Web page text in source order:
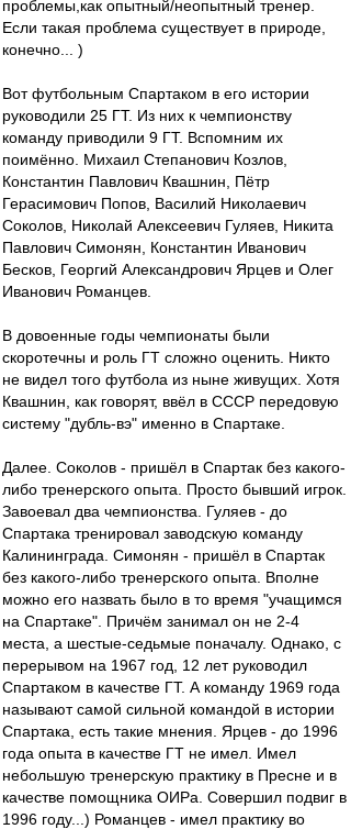
проблемы,как опытный/неопытный тренер.
Если такая проблема существует в природе,
конечно... )
Вот футбольным Спартаком в его истории
руководили 25 ГТ. Из них к чемпионству
команду приводили 9 ГТ. Вспомним их
поимённо. Михаил Степанович Козлов,
Константин Павлович Квашнин, Пётр
Герасимович Попов, Василий Николаевич
Соколов, Николай Алексеевич Гуляев, Никита
Павлович Симонян, Константин Иванович
Бесков, Георгий Александрович Ярцев и Олег
Иванович Романцев.
В довоенные годы чемпионаты были
скоротечны и роль ГТ сложно оценить. Никто
не видел того футбола из ныне живущих. Хотя
Квашнин, как говорят, ввёл в СССР передовую
систему "дубль-вэ" именно в Спартаке.
Далее. Соколов - пришёл в Спартак без какого-
либо тренерского опыта. Просто бывший игрок.
Завоевал два чемпионства. Гуляев - до
Спартака тренировал заводскую команду
Калининграда. Симонян - пришёл в Спартак
без какого-либо тренерского опыта. Вполне
можно его назвать было в то время "учащимся
на Спартаке". Причём занимал он не 2-4
места, а шестые-седьмые поначалу. Однако, с
перерывом на 1967 год, 12 лет руководил
Спартаком в качестве ГТ. А команду 1969 года
называют самой сильной командой в истории
Спартака, есть такие мнения. Ярцев - до 1996
года опыта в качестве ГТ не имел. Имел
небольшую тренерскую практику в Пресне и в
качестве помощника ОИРа. Совершил подвиг в
1996 году...) Романцев - имел практику во